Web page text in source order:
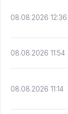
08.08.2026 12:36
08.08.2026 11:54
08.08.2026 11:14